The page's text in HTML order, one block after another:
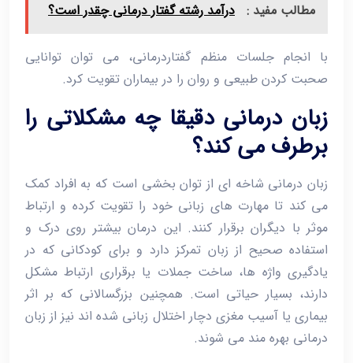
مطالب مفید : درآمد رشته گفتار درمانی چقدر است؟
با انجام جلسات منظم گفتاردرمانی، می ‌توان توانایی
صحبت کردن طبیعی و روان را در بیماران تقویت کرد.
زبان ‌درمانی دقیقا چه مشکلاتی را
برطرف می ‌کند؟
زبان ‌درمانی شاخه ‌ای از توان ‌بخشی است که به افراد کمک
می ‌کند تا مهارت‌ های زبانی خود را تقویت کرده و ارتباط
موثر با دیگران برقرار کنند. این درمان بیشتر روی درک و
استفاده صحیح از زبان تمرکز دارد و برای کودکانی که در
یادگیری واژه‌ ها، ساخت جملات یا برقراری ارتباط مشکل
دارند، بسیار حیاتی است. همچنین بزرگسالانی که بر اثر
بیماری یا آسیب مغزی دچار اختلال زبانی شده ‌اند نیز از زبان‌
درمانی بهره ‌مند می ‌شوند.